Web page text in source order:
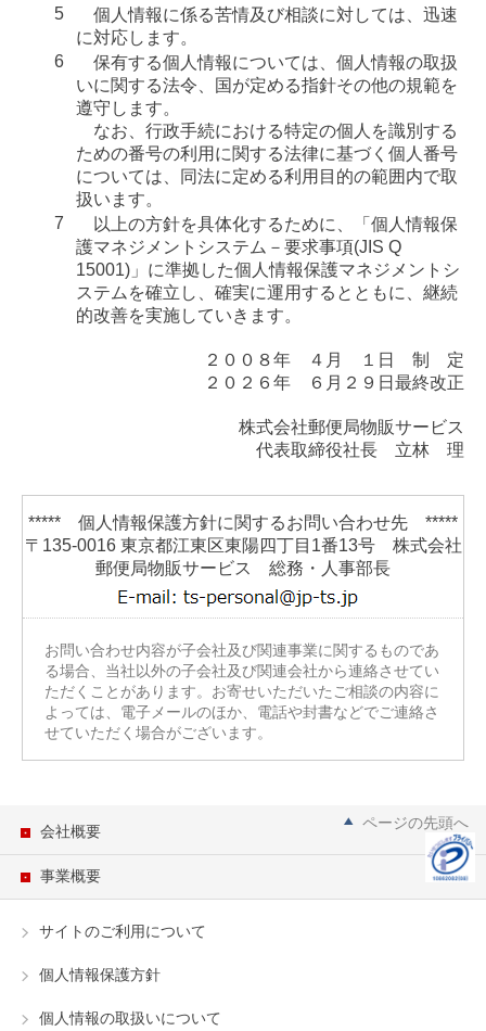
個人情報に係る苦情及び相談に対しては、迅速
に対応します。
保有する個人情報については、個人情報の取扱
いに関する法令、国が定める指針その他の規範を
遵守します。
なお、行政手続における特定の個人を識別する
ための番号の利用に関する法律に基づく個人番号
については、同法に定める利用目的の範囲内で取
扱います。
以上の方針を具体化するために、「個人情報保
護マネジメントシステム－要求事項(JIS Q
15001)」に準拠した個人情報保護マネジメントシ
ステムを確立し、確実に運用するとともに、継続
的改善を実施していきます。
２００８年 ４月 １日 制 定
２０２６年 ６月２９日最終改正
株式会社郵便局物販サービス
代表取締役社長 立林 理
***** 個人情報保護方針に関するお問い合わせ先 *****
〒135-0016 東京都江東区東陽四丁目1番13号 株式会社
郵便局物販サービス 総務・人事部長
お問い合わせ内容が子会社及び関連事業に関するものであ
る場合、当社以外の子会社及び関連会社から連絡させてい
ただくことがあります。お寄せいただいたご相談の内容に
よっては、電子メールのほか、電話や封書などでご連絡さ
せていただく場合がございます。
会社概要
事業概要
ページの先頭へ
サイトのご利用について
個人情報保護方針
個人情報の取扱いについて